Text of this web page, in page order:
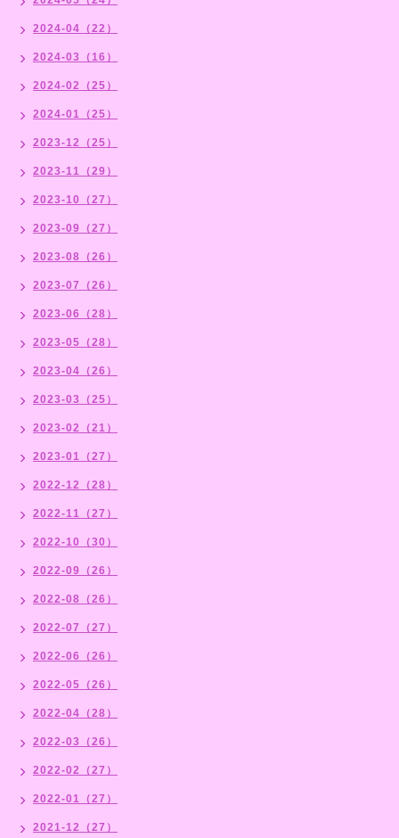
2024-04（22）
2024-03（16）
2024-02（25）
2024-01（25）
2023-12（25）
2023-11（29）
2023-10（27）
2023-09（27）
2023-08（26）
2023-07（26）
2023-06（28）
2023-05（28）
2023-04（26）
2023-03（25）
2023-02（21）
2023-01（27）
2022-12（28）
2022-11（27）
2022-10（30）
2022-09（26）
2022-08（26）
2022-07（27）
2022-06（26）
2022-05（26）
2022-04（28）
2022-03（26）
2022-02（27）
2022-01（27）
2021-12（27）